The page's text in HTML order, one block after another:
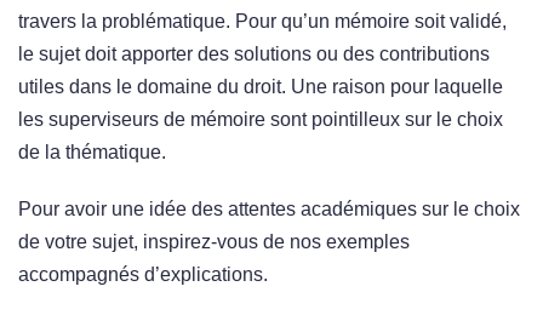
travers la problématique. Pour qu’un mémoire soit validé,
le sujet doit apporter des solutions ou des contributions
utiles dans le domaine du droit. Une raison pour laquelle
les superviseurs de mémoire sont pointilleux sur le choix
de la thématique.
Pour avoir une idée des attentes académiques sur le choix
de votre sujet, inspirez-vous de nos exemples
accompagnés d’explications.